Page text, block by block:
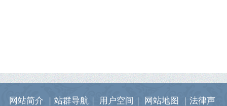
网站简介 | 站群导航 | 用户空间 | 网站地图 | 法律声